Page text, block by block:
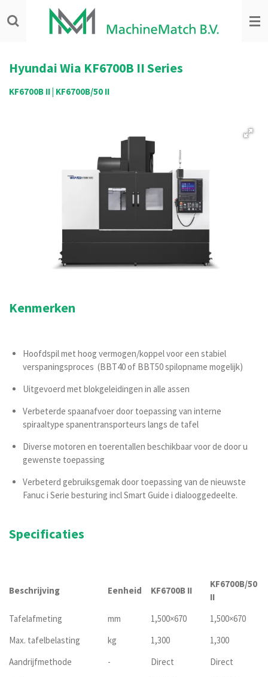
direct
hoofdinhoud
Hyundai Wia KF6700B II Series
KF6700B II | KF6700B/50 II
Kenmerken
Hoofdspil met hoog vermogen/koppel voor een stabiel
verspaningsproces (BBT40 of BBT50 spilopname mogelijk)
Uitgevoerd met blokgeleidingen in alle assen
Verbeterde spaanafvoer door toepassing van interne
spiraaltype spanentransporteurs langs de tafel
Diverse motoren en toerentallen beschikbaar voor de door u
gewenste toepassing
Verbeterd gebruiksgemak door toepassing van de nieuwste
Fanuc i Serie besturing incl Smart Guide i dialooggedeelte.
Specificaties
Beschrijving Eenheid KF6700B II
KF6700B/50
II
Tafelafmeting
mm 1,500×670
1,500×670
Max. tafelbelasting
kg 1,300
1,300
Aandrijfmethode
- Direct
Direct